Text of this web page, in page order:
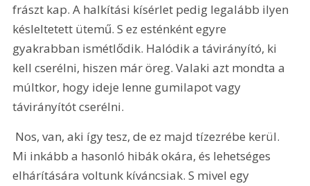
frászt kap. A halkítási kísérlet pedig legalább ilyen
késleltetett ütemű. S ez esténként egyre
gyakrabban ismétlődik. Halódik a távirányító, ki
kell cserélni, hiszen már öreg. Valaki azt mondta a
múltkor, hogy ideje lenne gumilapot vagy
távirányítót cserélni.
Mi inkább a hasonló hibák okára, és lehetséges
elhárítására voltunk kíváncsiak. S mivel egy